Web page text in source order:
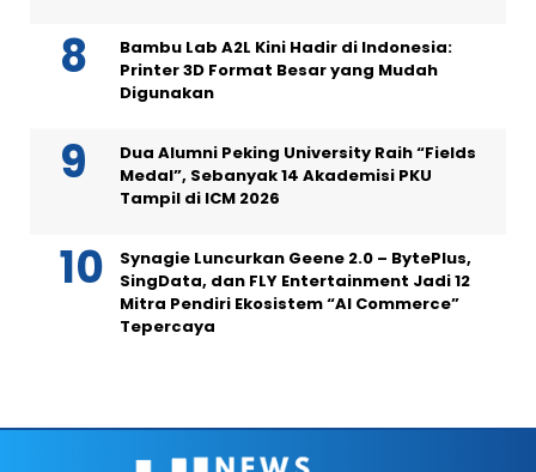
Bambu Lab A2L Kini Hadir di Indonesia:
Printer 3D Format Besar yang Mudah
Digunakan
Dua Alumni Peking University Raih “Fields
Medal”, Sebanyak 14 Akademisi PKU
Tampil di ICM 2026
Synagie Luncurkan Geene 2.0 – BytePlus,
SingData, dan FLY Entertainment Jadi 12
Mitra Pendiri Ekosistem “AI Commerce”
Tepercaya